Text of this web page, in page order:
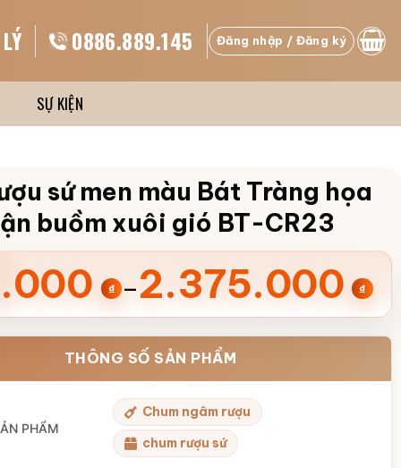
0886.889.145 Đăng nhập / Đăng ký
SỰ KIỆN
sứ men màu Bát Tràng họa
buồm xuôi gió BT-CR23
₫ –2.375.000 ₫
THÔNG SỐ SẢN PHẨM
PHẨM
Chum ngâm rượu
chum rượu sứ